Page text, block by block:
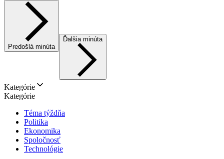
Predošlá minúta
Ďalšia minúta
Kategórie
Kategórie
Téma týždňa
Politika
Ekonomika
Spoločnosť
Technológie